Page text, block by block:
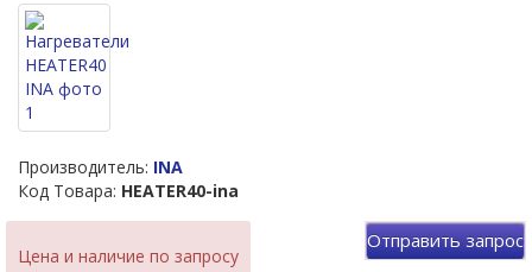
Производитель: INA
Код Товара: HEATER40-ina
Цена и наличие по запросу
Отправить запрос